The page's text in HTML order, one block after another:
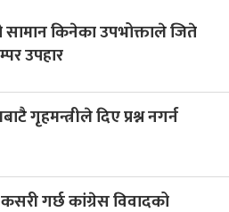
किनेका उपभोक्ताले जिते
उपहार
गृहमन्त्रीले दिए प्रश्न नगर्न
गर्छ कांग्रेस विवादको